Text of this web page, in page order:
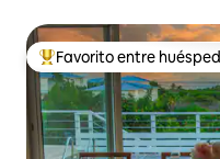
Favorito entre huéspedes
Favorito entre